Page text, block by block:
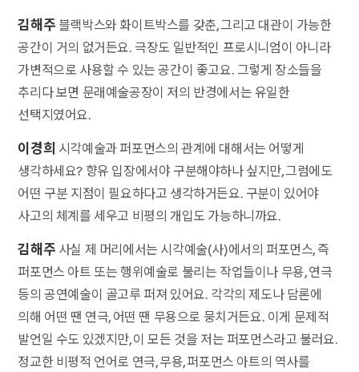
김해주 블랙박스와 화이트박스를 갖춘, 그리고 대관이 가능한
공간이 거의 없거든요. 극장도 일반적인 프로시니엄이 아니라
가변적으로 사용할 수 있는 공간이 좋고요. 그렇게 장소들을
추리다 보면 문래예술공장이 저의 반경에서는 유일한
선택지였어요.
이경희 시각예술과 퍼포먼스의 관계에 대해서는 어떻게
생각하세요? 향유 입장에서야 구분해야하나 싶지만, 그럼에도
어떤 구분 지점이 필요하다고 생각하거든요. 구분이 있어야
사고의 체계를 세우고 비평의 개입도 가능하니까요.
김해주 사실 제 머리에서는 시각예술(사)에서의 퍼포먼스, 즉
퍼포먼스 아트 또는 행위예술로 불리는 작업들이나 무용, 연극
등의 공연예술이 골고루 퍼져 있어요. 각각의 제도나 담론에
의해 어떤 땐 연극, 어떤 땐 무용으로 뭉치거든요. 이게 문제적
발언일 수도 있겠지만, 이 모든 것을 저는 퍼포먼스라고 불러요.
정교한 비평적 언어로 연극, 무용, 퍼포먼스 아트의 역사를